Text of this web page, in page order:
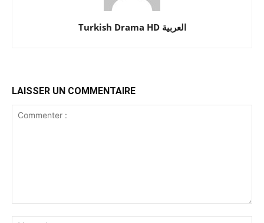
Turkish Drama HD العربية
LAISSER UN COMMENTAIRE